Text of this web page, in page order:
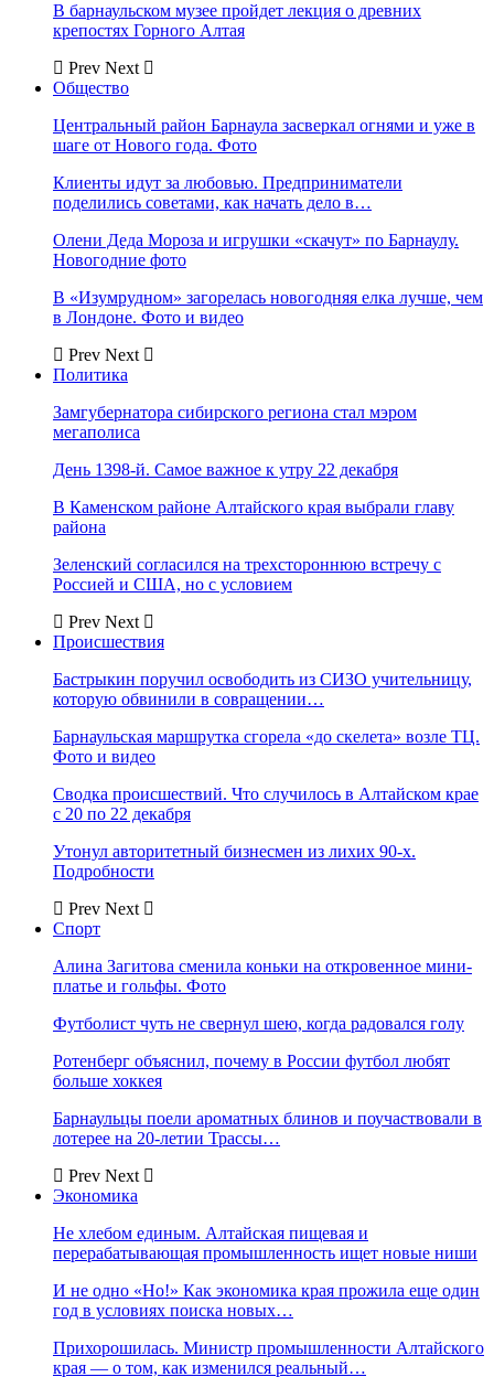
В барнаульском музее пройдет лекция о древних
крепостях Горного Алтая
Prev Next
Общество
Центральный район Барнаула засверкал огнями и уже в
шаге от Нового года. Фото
Клиенты идут за любовью. Предприниматели
поделились советами, как начать дело в…
Олени Деда Мороза и игрушки «скачут» по Барнаулу.
Новогодние фото
В «Изумрудном» загорелась новогодняя елка лучше, чем
в Лондоне. Фото и видео
Prev Next
Политика
Замгубернатора сибирского региона стал мэром
мегаполиса
День 1398-й. Самое важное к утру 22 декабря
В Каменском районе Алтайского края выбрали главу
района
Зеленский согласился на трехстороннюю встречу с
Россией и США, но с условием
Prev Next
Происшествия
Бастрыкин поручил освободить из СИЗО учительницу,
которую обвинили в совращении…
Барнаульская маршрутка сгорела «до скелета» возле ТЦ.
Фото и видео
Сводка происшествий. Что случилось в Алтайском крае
с 20 по 22 декабря
Утонул авторитетный бизнесмен из лихих 90-х.
Подробности
Prev Next
Спорт
Алина Загитова сменила коньки на откровенное мини-
платье и гольфы. Фото
Футболист чуть не свернул шею, когда радовался голу
Ротенберг объяснил, почему в России футбол любят
больше хоккея
Барнаульцы поели ароматных блинов и поучаствовали в
лотерее на 20-летии Трассы…
Prev Next
Экономика
Не хлебом единым. Алтайская пищевая и
перерабатывающая промышленность ищет новые ниши
И не одно «Но!» Как экономика края прожила еще один
год в условиях поиска новых…
Прихорошилась. Министр промышленности Алтайского
края — о том, как изменился реальный…